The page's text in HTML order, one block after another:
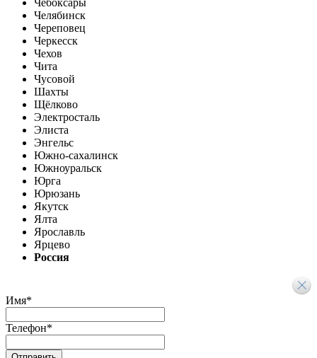
Челябинск
Череповец
Черкесск
Чехов
Чита
Чусовой
Шахты
Щёлково
Электросталь
Элиста
Энгельс
Южно-сахалинск
Южноуральск
Юрга
Юрюзань
Якутск
Ялта
Ярославль
Ярцево
Россия
Имя*
Телефон*